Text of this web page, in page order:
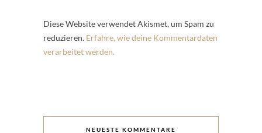
Diese Website verwendet Akismet, um Spam zu
reduzieren. Erfahre, wie deine Kommentardaten
verarbeitet werden.
NEUESTE KOMMENTARE